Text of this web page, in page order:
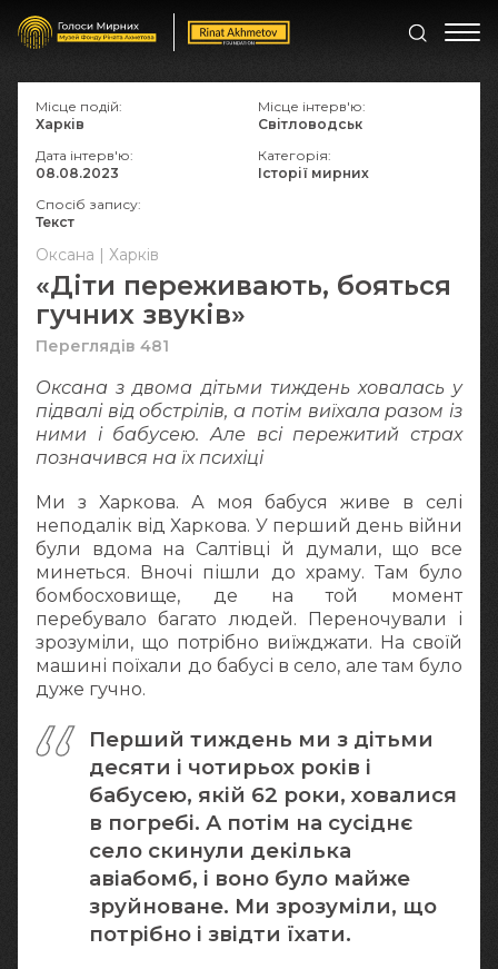
Оксана | Харків
«Діти переживають, бояться
гучних звуків»
Переглядів 481
Оксана з двома дітьми тиждень ховалась у
підвалі від обстрілів, а потім виїхала разом із
ними і бабусею. Але всі пережитий страх
позначився на їх психіці
Ми з Харкова. А моя бабуся живе в селі
неподалік від Харкова. У перший день війни
були вдома на Салтівці й думали, що все
минеться. Вночі пішли до храму. Там було
бомбосховище, де на той момент
перебувало багато людей. Переночували і
зрозуміли, що потрібно виїжджати. На своїй
машині поїхали до бабусі в село, але там було
дуже гучно.
Перший тиждень ми з дітьми
десяти і чотирьох років і
бабусею, якій 62 роки, ховалися
в погребі. А потім на сусіднє
село скинули декілька
авіабомб, і воно було майже
зруйноване. Ми зрозуміли, що
потрібно і звідти їхати.
Місце подій:
Харків
Місце інтерв'ю:
Світловодськ
Дата інтерв'ю:
08.08.2023
Категорія:
Історії мирних
Спосіб запису:
Текст